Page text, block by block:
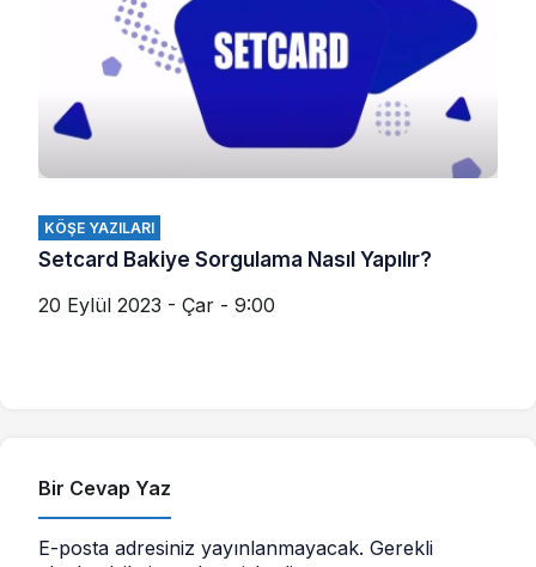
KÖŞE YAZILARI
Setcard Bakiye Sorgulama Nasıl Yapılır?
20 Eylül 2023 - Çar - 9:00
Bir Cevap Yaz
E-posta adresiniz yayınlanmayacak. Gerekli